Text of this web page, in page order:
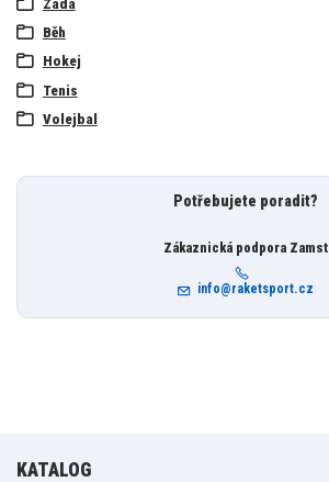
Záda
Běh
Hokej
Tenis
Volejbal
Potřebujete poradit?
Zákaznická podpora Zamst
info@raketsport.cz
KATALOG